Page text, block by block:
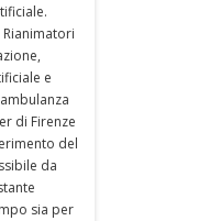
e
di Firenze
del
da
sia per